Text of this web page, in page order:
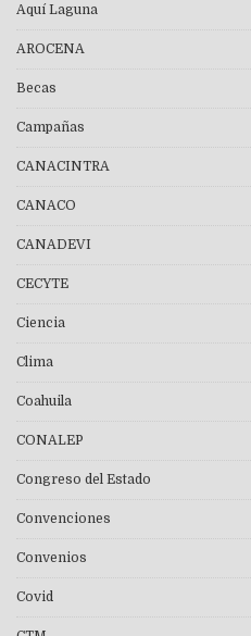
Aquí Laguna
AROCENA
Becas
Campañas
CANACINTRA
CANACO
CANADEVI
CECYTE
Ciencia
Clima
Coahuila
CONALEP
Congreso del Estado
Convenciones
Convenios
Covid